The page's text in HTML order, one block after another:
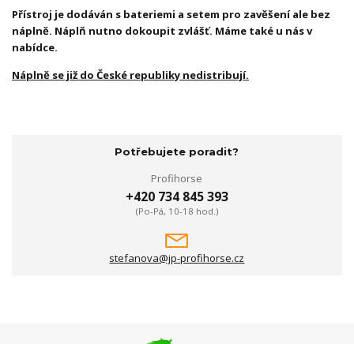
Přístroj je dodáván s bateriemi a setem pro zavěšení ale bez
náplně. Náplň nutno dokoupit zvlášť. Máme také u nás v
nabídce.
Náplně se již do České republiky nedistribují.
Potřebujete poradit?
Profihorse
+420 734 845 393
(Po-Pá, 10-18 hod.)
stefanova@jp-profihorse.cz